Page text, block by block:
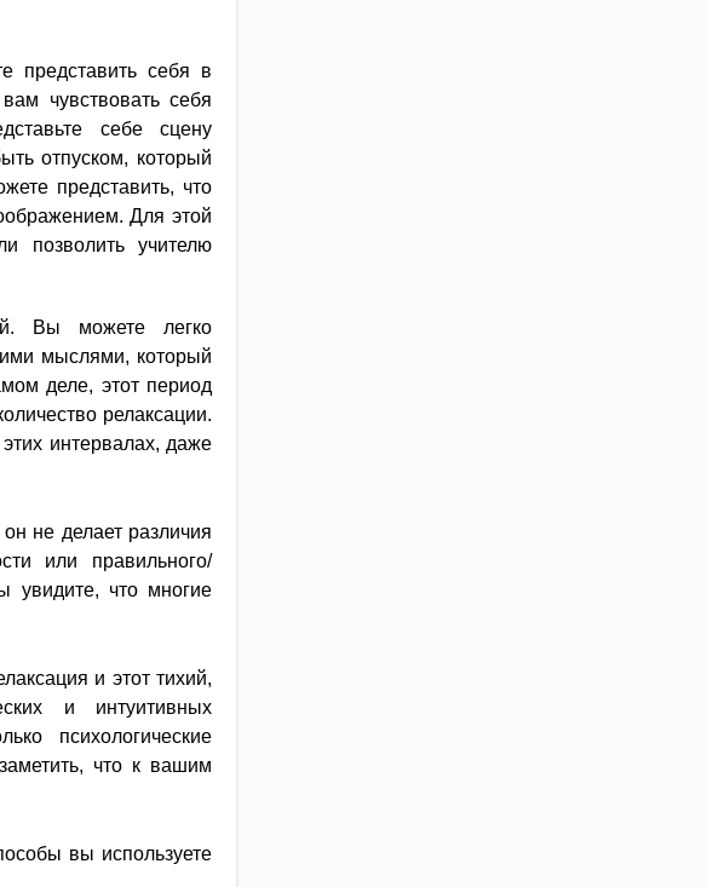
представить себя в
чувствовать себя
себе сцену
отпуском, который
представить, что
Для этой
позволить учителю
Вы можете легко
мыслями, который
деле, этот период
релаксации.
интервалах, даже
не делает различия
или правильного/
увидите, что многие
и этот тихий,
и интуитивных
психологические
что к вашим
вы используете